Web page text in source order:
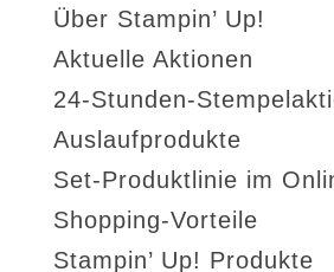
Über Stampin’ Up!
Aktuelle Aktionen
24-Stunden-
Auslaufprodukte
Set-Produktlinie im
Shopping-Vorteile
Stampin’ Up! Produkte